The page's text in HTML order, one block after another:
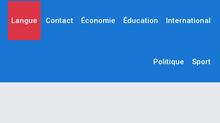
Langue Contact Économie Éducation International
Politique Sport